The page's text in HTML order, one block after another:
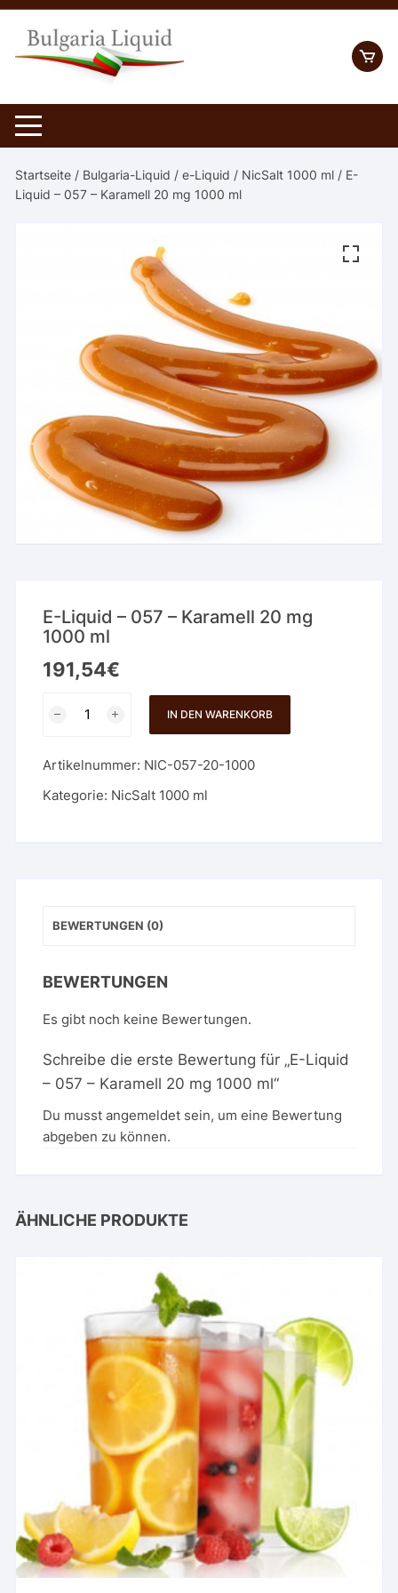
Skip
content
Startseite / Bulgaria-Liquid /e-Liquid / NicSalt 1000 ml / E-
Liquid – 057 – Karamell 20 mg 1000 ml
E-Liquid – 057 – Karamell 20 mg
1000 ml
191,54€
057
-
Karamell
IN DEN WARENKORB
Artikelnummer: NIC-057-20-1000
Kategorie: NicSalt 1000 ml
BEWERTUNGEN (0)
BEWERTUNGEN
Es gibt noch keine Bewertungen.
Schreibe die erste Bewertung für „E-Liquid
– 057 – Karamell 20 mg 1000 ml“
Du musstangemeldet sein, um eine Bewertung
abgeben zu können.
ÄHNLICHE PRODUKTE